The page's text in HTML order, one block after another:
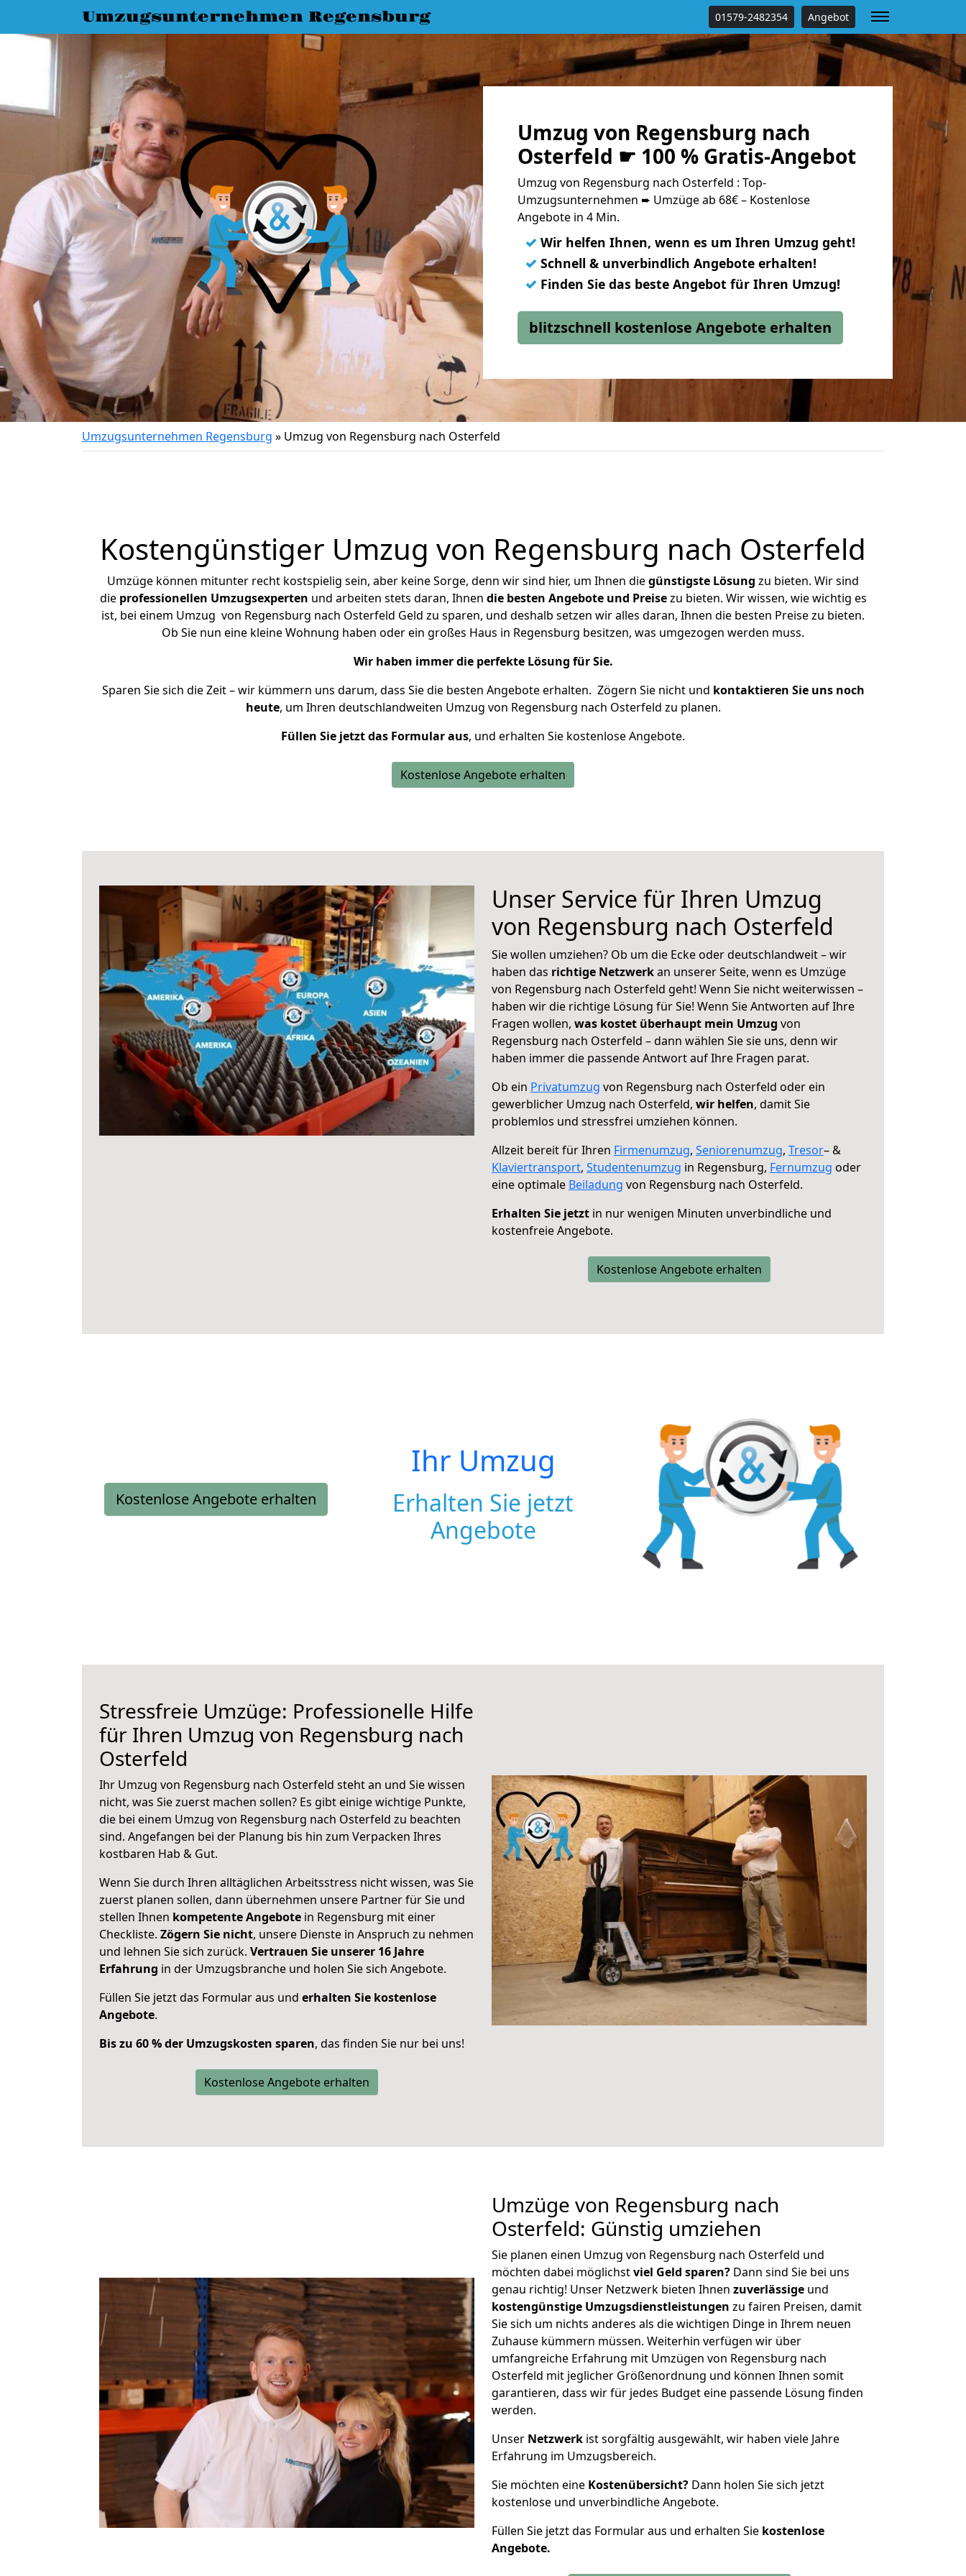
Umzugsunternehmen Regensburg 01579-2482354 Angebot
Umzug von Regensburg nach
Osterfeld ☛ 100 % Gratis-Angebot
Umzug von Regensburg nach Osterfeld : Top-
Umzugsunternehmen ➨ Umzüge ab 68€ – Kostenlose
Angebote in 4 Min.
✓ Wir helfen Ihnen, wenn es um Ihren Umzug geht!
✓ Schnell & unverbindlich Angebote erhalten!
✓ Finden Sie das beste Angebot für Ihren Umzug!
blitzschnell kostenlose Angebote erhalten
Umzugsunternehmen Regensburg » Umzug von Regensburg nach Osterfeld
Kostengünstiger Umzug von Regensburg nach Osterfeld
Umzüge können mitunter recht kostspielig sein, aber keine Sorge, denn wir sind hier, um Ihnen diegünstigste Lösung zu bieten. Wir sind
die professionellen Umzugsexperten und arbeiten stets daran, Ihnen die besten Angebote und Preisezu bieten. Wir wissen, wie wichtig es
ist, bei einem Umzug von Regensburg nach Osterfeld Geld zu sparen, und deshalb setzen wir alles daran, Ihnen die besten Preise zu bieten.
Ob Sie nun eine kleine Wohnung haben oder ein großes Haus in Regensburg besitzen, was umgezogen werden muss.
Wir haben immer die perfekte Lösung für Sie.
Sparen Sie sich die Zeit – wir kümmern uns darum, dass Sie die besten Angebote erhalten. Zögern Sie nicht und kontaktieren Sie uns noch
heute, um Ihren deutschlandweiten Umzug von Regensburg nach Osterfeld zu planen.
Füllen Sie jetzt das Formular aus, und erhalten Sie kostenlose Angebote.
Kostenlose Angebote erhalten
Unser Service für Ihren Umzug
von Regensburg nach Osterfeld
Sie wollen umziehen? Ob um die Ecke oder deutschlandweit – wir
haben das richtige Netzwerkan unserer Seite, wenn es Umzüge
von Regensburg nach Osterfeld geht! Wenn Sie nicht weiterwissen –
haben wir die richtige Lösung für Sie! Wenn Sie Antworten auf Ihre
Fragen wollen, was kostet überhaupt mein Umzug von
Regensburg nach Osterfeld – dann wählen Sie sie uns, denn wir
haben immer die passende Antwort auf Ihre Fragen parat.
Ob ein Privatumzug von Regensburg nach Osterfeld oder ein
gewerblicher Umzug nach Osterfeld, wir helfen, damit Sie
problemlos und stressfrei umziehen können.
Allzeit bereit für Ihren Firmenumzug, Seniorenumzug, Tresor– &
Klaviertransport, Studentenumzug in Regensburg, Fernumzug oder
eine optimale Beiladung von Regensburg nach Osterfeld.
Erhalten Sie jetzt in nur wenigen Minuten unverbindliche und
kostenfreie Angebote.
Kostenlose Angebote erhalten
Kostenlose Angebote erhalten
Ihr Umzug
Erhalten Sie jetzt
Angebote
Stressfreie Umzüge: Professionelle Hilfe
für Ihren Umzug von Regensburg nach
Osterfeld
Ihr Umzug von Regensburg nach Osterfeld steht an und Sie wissen
nicht, was Sie zuerst machen sollen? Es gibt einige wichtige Punkte,
die bei einem Umzug von Regensburg nach Osterfeld zu beachten
sind. Angefangen bei der Planung bis hin zum Verpacken Ihres
kostbaren Hab & Gut.
Wenn Sie durch Ihren alltäglichen Arbeitsstress nicht wissen, was Sie
zuerst planen sollen, dann übernehmen unsere Partner für Sie und
stellen Ihnen kompetente Angebote in Regensburg mit einer
Checkliste. Zögern Sie nicht, unsere Dienste in Anspruch zu nehmen
und lehnen Sie sich zurück. Vertrauen Sie unserer 16 Jahre
Erfahrung in der Umzugsbranche und holen Sie sich Angebote.
Füllen Sie jetzt das Formular aus und erhalten Sie kostenlose
Angebote.
Bis zu 60 % der Umzugskosten sparen, das finden Sie nur bei uns!
Kostenlose Angebote erhalten
Umzüge von Regensburg nach
Osterfeld: Günstig umziehen
Sie planen einen Umzug von Regensburg nach Osterfeld und
möchten dabei möglichstviel Geld sparen? Dann sind Sie bei uns
genau richtig! Unser Netzwerk bieten Ihnen zuverlässige und
kostengünstige Umzugsdienstleistungen zu fairen Preisen, damit
Sie sich um nichts anderes als die wichtigen Dinge in Ihrem neuen
Zuhause kümmern müssen. Weiterhin verfügen wir über
umfangreiche Erfahrung mit Umzügen von Regensburg nach
Osterfeld mit jeglicher Größenordnung und können Ihnen somit
garantieren, dass wir für jedes Budget eine passende Lösung finden
werden.
Unser Netzwerk ist sorgfältig ausgewählt, wir haben viele Jahre
Erfahrung im Umzugsbereich.
Sie möchten eine Kostenübersicht? Dann holen Sie sich jetzt
kostenlose und unverbindliche Angebote.
Füllen Sie jetzt das Formular aus und erhalten Sie kostenlose
Angebote.